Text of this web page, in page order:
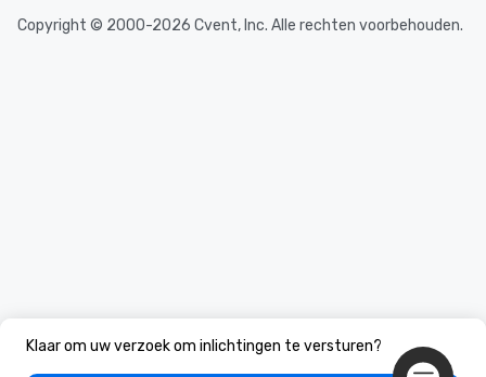
Klaar om uw verzoek om inlichtingen te versturen?
Copyright © 2000-2026 Cvent, Inc. Alle rechten voorbehouden.